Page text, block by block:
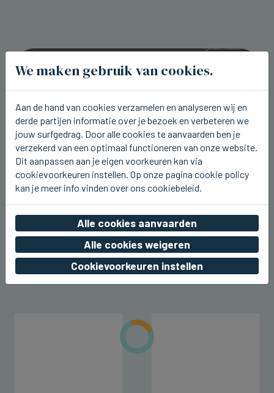
Aaron Blommaert komt nu zaterdag
naar Joe Paradice Beach
wo 05 augustus 2026, 20:49
We maken gebruik van cookies.
Aan de hand van cookies verzamelen en analyseren wij en
derde partijen informatie over je bezoek en verbeteren we
jouw surfgedrag. Door alle cookies te aanvaarden ben je
verzekerd van een optimaal functioneren van onze website.
Dit aanpassen aan je eigen voorkeuren kan via
cookievoorkeuren instellen. Op onze pagina cookie policy
kan je meer info vinden over ons cookiebeleid.
Alle cookies aanvaarden
Alle cookies weigeren
Cookievoorkeuren instellen